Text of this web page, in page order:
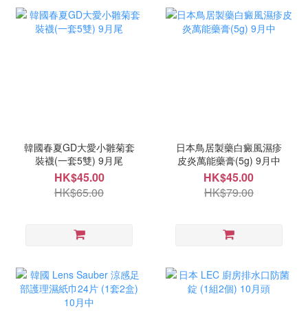
韓國春夏GD大愛小雛菊套
裝襪(一套5雙) 9月尾
HK$45.00
HK$65.00
日本鳥居製藥白癜風濕疹
皮炎萬能藥膏(5g) 9月中
HK$45.00
HK$79.00